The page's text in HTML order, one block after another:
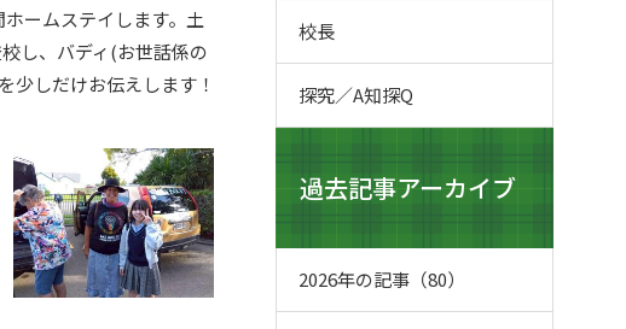
ームステイします。土
し、バディ(お世話係の
少しだけお伝えします！
校長
探究／A知探Q
過去記事アーカイブ
2026年の記事（80）